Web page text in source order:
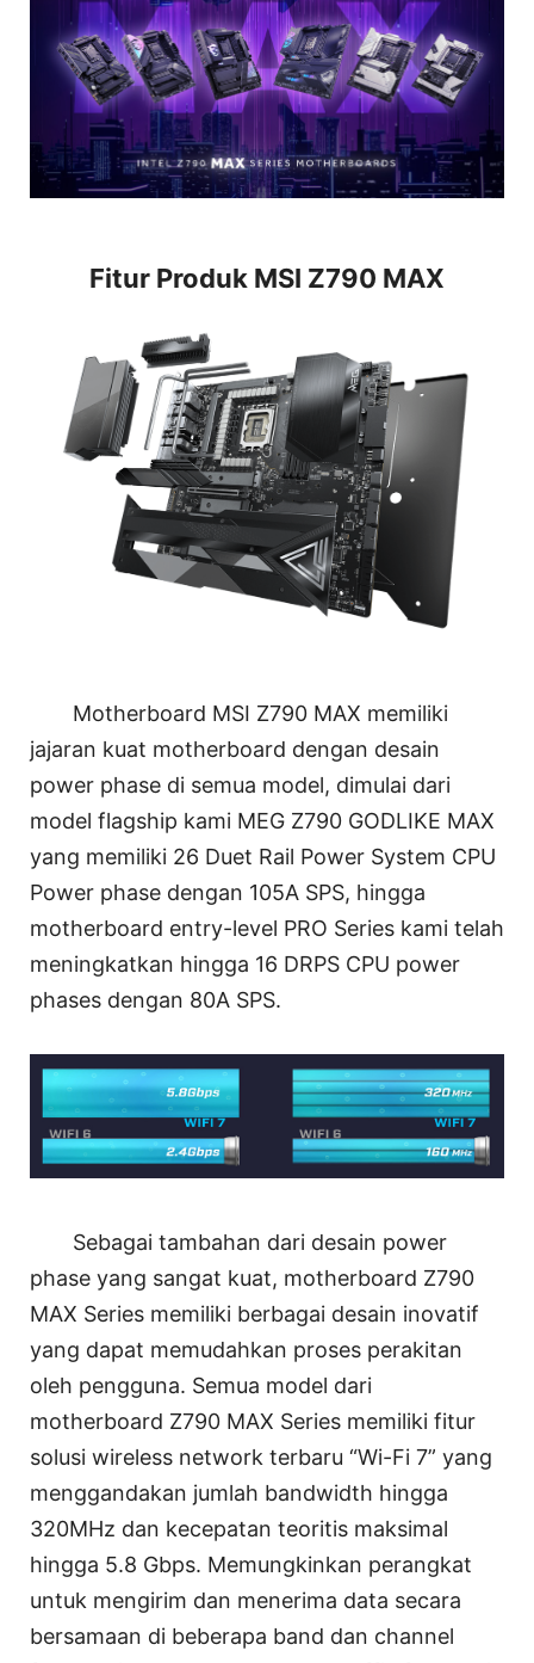
Fitur Produk MSI Z790 MAX
Motherboard MSI Z790 MAX memiliki
jajaran kuat motherboard dengan desain
power phase di semua model, dimulai dari
model flagship kami MEG Z790 GODLIKE MAX
yang memiliki 26 Duet Rail Power System CPU
Power phase dengan 105A SPS, hingga
motherboard entry-level PRO Series kami telah
meningkatkan hingga 16 DRPS CPU power
phases dengan 80A SPS.
Sebagai tambahan dari desain power
phase yang sangat kuat, motherboard Z790
MAX Series memiliki berbagai desain inovatif
yang dapat memudahkan proses perakitan
oleh pengguna. Semua model dari
motherboard Z790 MAX Series memiliki fitur
solusi wireless network terbaru “Wi-Fi 7” yang
menggandakan jumlah bandwidth hingga
320MHz dan kecepatan teoritis maksimal
hingga 5.8 Gbps. Memungkinkan perangkat
untuk mengirim dan menerima data secara
bersamaan di beberapa band dan channel